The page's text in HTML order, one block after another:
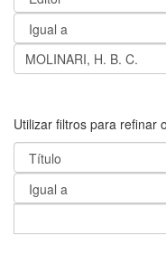
Utilizar filtros para refinar